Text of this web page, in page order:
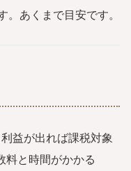
あくまで目安です。
益が出れば課税対象
料と時間がかかる